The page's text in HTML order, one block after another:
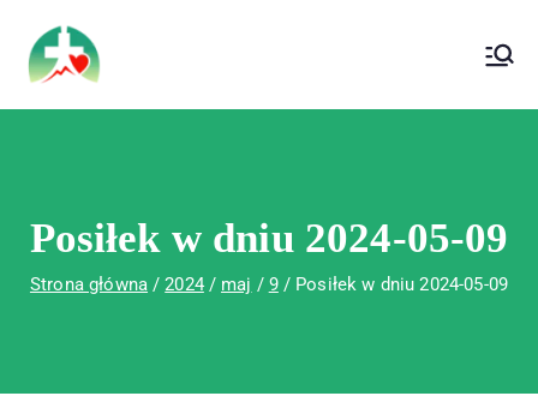
Wojewódzki Szpital Specjalistyczny im.
Św. Rafała w Czerwonej Górze
Posiłek w dniu 2024-05-09
Strona główna 2024 maj 9 Posiłek w dniu 2024-05-09